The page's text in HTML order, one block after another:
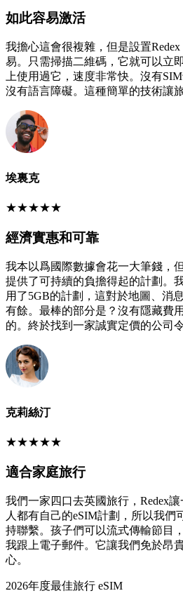
如此容易激活
我擔心這會很複雜，但是設置
易。只需掃描二維碼，它就可以立
上使用過它，速度非常快。沒有
沒有語言障礙。這種簡單的技術讓
埃裏克
★★★★★
經濟實惠和可靠
我本以爲國際數據會花一大筆錢，
提供了可持續的負擔得起的計劃。
用了5GB的計劃，這對於地圖、消
有餘。最棒的部分是？沒有隱藏費
的。終於找到一家誠實定價的公司
克莉絲汀
★★★★★
適合家庭旅行
我們一家四口去英國旅行，Redex
人都有自己的eSIM計劃，所以我們
持聯繫。孩子們可以流式傳輸節目
我跟上電子郵件。它讓我們免於昂
心。
2026年度最佳旅行 eSIM